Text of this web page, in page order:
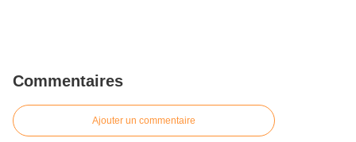
Commentaires
Ajouter un commentaire